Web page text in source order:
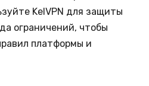
KelVPN для защиты
ограничений, чтобы
платформы и